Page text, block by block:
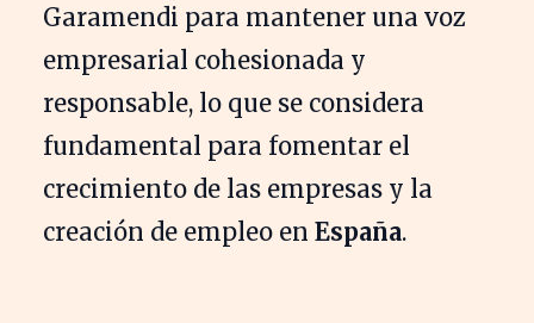
Garamendi para mantener una voz
empresarial cohesionada y
responsable, lo que se considera
fundamental para fomentar el
crecimiento de las empresas y la
creación de empleo en España.